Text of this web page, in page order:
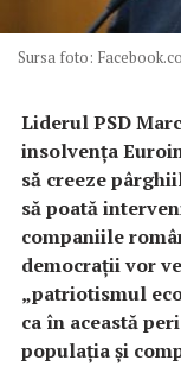
Sursa foto:
Liderul PSD
insolvenţa
să creeze
să poată
companiile
democraţii vor
„patriotismul
ca în această
populaţia şi